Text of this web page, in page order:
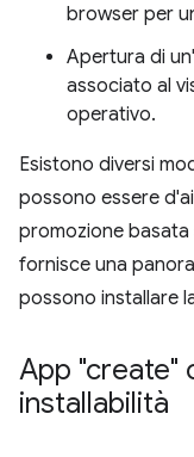
browser per
Apertura di
associato al
operativo.
Esistono diversi
possono essere
promozione
fornisce una
possono installare
App "create"
installabilità